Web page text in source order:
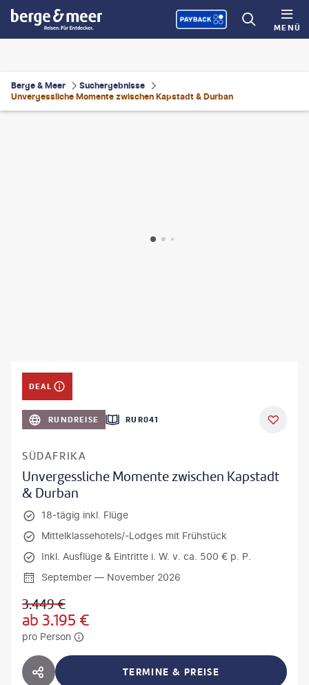
MENÜ
Berge & Meer
Suchergebnisse
Unvergessliche Momente zwischen Kapstadt & Durban
DEAL
RUNDREISE RUR041
SÜDAFRIKA
Unvergessliche Momente zwischen Kapstadt
& Durban
18-tägig inkl. Flüge
Mittelklassehotels/-Lodges mit Frühstück
Inkl. Ausflüge & Eintritte i. W. v. ca. 500 € p. P.
September — November 2026
3.449€
ab3.195 €
pro Person
HOTEL TEILEN TERMINE & PREISE